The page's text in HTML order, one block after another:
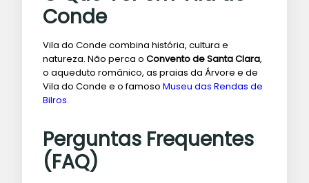
Conde
Vila do Conde combina história, cultura e
natureza. Não perca o Convento de Santa Clara,
o aqueduto românico, as praias da Árvore e de
Vila do Conde e o famoso Museu das Rendas de
Bilros.
Perguntas Frequentes
(FAQ)